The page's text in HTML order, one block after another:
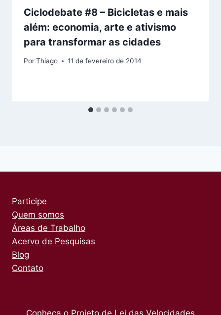
Ciclodebate #8 – Bicicletas e mais
além: economia, arte e ativismo
para transformar as cidades
PorThiago 11 de fevereiro de 2014
Participe
Quem somos
Áreas de Trabalho
Acervo de Pesquisas
Blog
Contato
Conheça o Projeto de Lei das Velocidades